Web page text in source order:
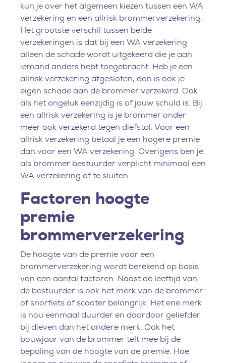
kun je over het algemeen kiezen tussen een WA
verzekering en een allrisk brommerverzekering.
Het grootste verschil tussen beide
verzekeringen is dat bij een WA verzekering
alleen de schade wordt uitgekeerd die je aan
iemand anders hebt toegebracht. Heb je een
allrisk verzekering afgesloten, dan is ook je
eigen schade aan de brommer verzekerd. Ook
als het ongeluk eenzijdig is of jouw schuld is. Bij
een allrisk verzekering is je brommer onder
meer ook verzekerd tegen diefstal. Voor een
allrisk verzekering betaal je een hogere premie
dan voor een WA verzekering. Overigens ben je
als brommer bestuurder verplicht minimaal een
WA verzekering af te sluiten.
Factoren hoogte
premie
brommerverzekering
De hoogte van de premie voor een
brommerverzekering wordt berekend op basis
van een aantal factoren. Naast de leeftijd van
de bestuurder is ook het merk van de brommer
of snorfiets of scooter belangrijk. Het ene merk
is nou eenmaal duurder en daardoor geliefder
bij dieven dan het andere merk. Ook het
bouwjaar van de brommer telt mee bij de
bepaling van de hoogte van de premie. Hoe